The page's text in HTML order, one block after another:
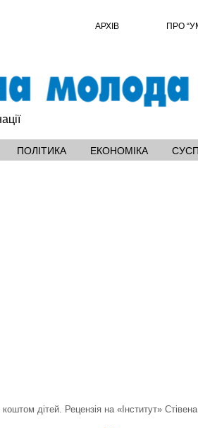
АРХІВ ПРО
ПОЛІТИКА ЕКОНОМІКА
дітей. Рецензія на «Інститут» Стівена